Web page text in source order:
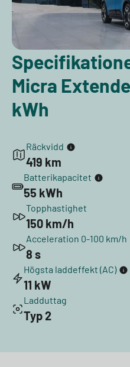
Micra
kWh
Räckvidd
419 km
Batterikapacitet
55 kWh
Topphastighet
150 km/h
Acceleration 0-100 km/h
8 s
Högsta laddeffekt (AC)
11 kW
Ladduttag
Typ 2